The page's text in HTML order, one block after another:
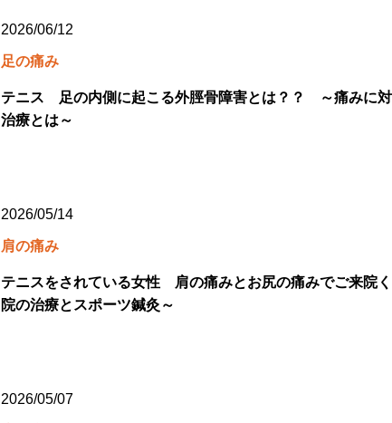
2026/06/12
足の痛み
テニス 足の内側に起こる外脛骨障害とは？？ ～痛みに
治療とは～
2026/05/14
肩の痛み
テニスをされている女性 肩の痛みとお尻の痛みでご来院
院の治療とスポーツ鍼灸～
2026/05/07